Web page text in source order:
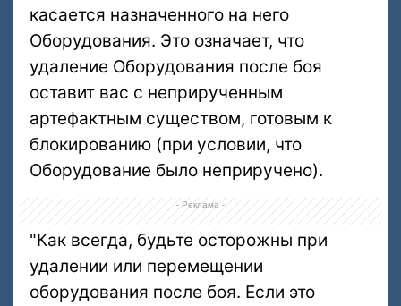
касается назначенного на него
Оборудования. Это означает, что
удаление Оборудования после боя
оставит вас с неприрученным
артефактным существом, готовым к
блокированию (при условии, что
Оборудование было неприручено).
- Реклама -
"Как всегда, будьте осторожны при
удалении или перемещении
оборудования после боя. Если это